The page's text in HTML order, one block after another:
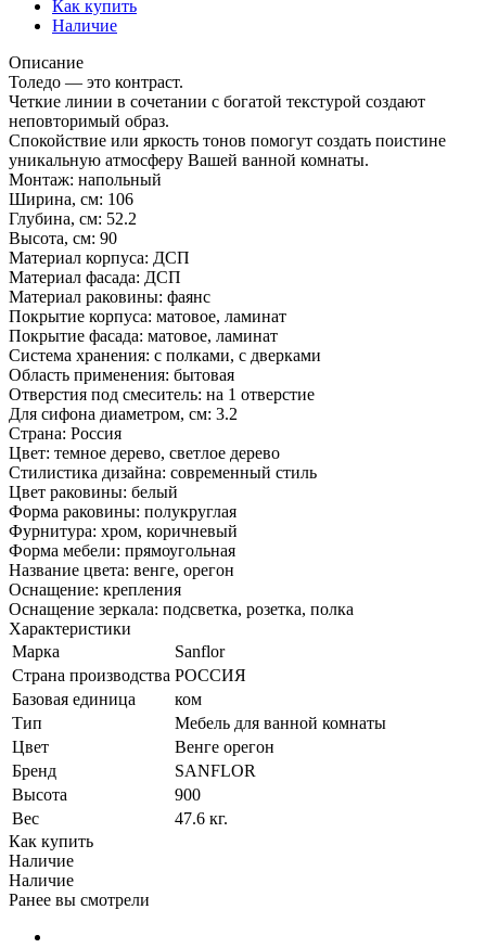
Как купить
Наличие
Описание
Толедо — это контраст.
Четкие линии в сочетании с богатой текстурой создают
неповторимый образ.
Спокойствие или яркость тонов помогут создать поистине
уникальную атмосферу Вашей ванной комнаты.
Монтаж: напольный
Ширина, см: 106
Глубина, см: 52.2
Высота, см: 90
Материал корпуса: ДСП
Материал фасада: ДСП
Материал раковины: фаянс
Покрытие корпуса: матовое, ламинат
Покрытие фасада: матовое, ламинат
Система хранения: с полками, с дверками
Область применения: бытовая
Отверстия под смеситель: на 1 отверстие
Для сифона диаметром, см: 3.2
Страна: Россия
Цвет: темное дерево, светлое дерево
Стилистика дизайна: современный стиль
Цвет раковины: белый
Форма раковины: полукруглая
Фурнитура: хром, коричневый
Форма мебели: прямоугольная
Название цвета: венге, орегон
Оснащение: крепления
Оснащение зеркала: подсветка, розетка, полка
Характеристики
Марка
Sanflor
Страна производства РОССИЯ
Базовая единица
ком
Тип
Мебель для ванной комнаты
Цвет
Венге орегон
Бренд
SANFLOR
Высота
900
Вес
47.6 кг.
Как купить
Наличие
Наличие
Ранее вы смотрели